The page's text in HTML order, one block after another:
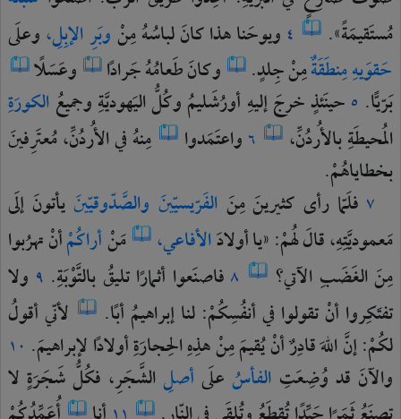
مُستَقيمَةً».
٤ ويوحَناهذاكانَلباسُهُمِنْوبَرِالإبِلِ،وعلَى
حَقوَيهِمِنطَقَةٌمِنْجِلدٍ. وكانَطَعامُهُجَرادًا وعَسَلًا
بَرّيًّا. ٥ حينَئذٍخرجَإليهِأورُشَليمُوكُلُّاليَهوديَّةِوجميعُالكورَةِ
المُحيطَةِبالأُردُنِّ، ٦ واعتَمَدوا مِنهُفيالأُردُنِّ،مُعتَرِفينَ
بخطاياهُمْ.
٧ فلَمّا رأى كثيرينَمِنَ الفَرّيسيّينَ والصَّدّوقيّينَيأتونَ إلَى
مَعموديَّتِهِ،قالَلهُمْ:«ياأولادَالأفاعي، مَنْأراكُمْأنْتهرُبوا
مِنَالغَضَبِالآتي؟ ٨ فاصنَعوا أثمارًاتليقُبالتَّوْبَةِ. ٩ ولا
تفتَكِرواأنْتقولوافيأنفُسِكُمْ:لناإبراهيمُأبًا. لأنّيأقولُ
لكُمْ:إنَّاللهَقادِرٌأنْيُقيمَمِنْهذِهِالحِجارَةِأولادًالإبراهيمَ. ١٠
والآنَ قدوُضِعَتِ الفأسُعلَىأصلِالشَّجَرِ، فكُلُّشَجَرَةٍلا